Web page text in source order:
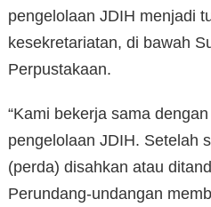
pengelolaan JDIH menjadi
kesekretariatan, di bawah
Perpustakaan.
“Kami bekerja sama
pengelolaan JDIH. Setelah
(perda) disahkan atau
Perundang-undangan